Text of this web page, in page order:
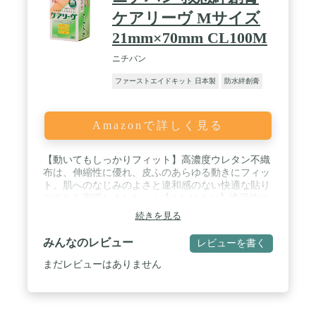
ケアリーヴ Mサイズ
21mm×70mm CL100M
ニチバン
ファーストエイドキット 日本製 防水絆創膏
Amazonで詳しく見る
【動いてもしっかりフィット】高濃度ウレタン不織
布は、伸縮性に優れ、皮ふのあらゆる動きにフィッ
ト。肌へのなじみのよさと違和感のない快適な貼り
すぐれた基材と粘着剤により、皮ふのムレが少な
く、白くふやけにくいです。 / 【水に強くはがれに
くい】独自に開発した粘着剤により、はがれにくさ
を実現しました。 / 【低刺激】はがすときの角質の
はがれが少なく、貼り替えの際の刺激を抑えます。
続きを見る
みんなのレビュー レビューを書く
まだレビューはありません